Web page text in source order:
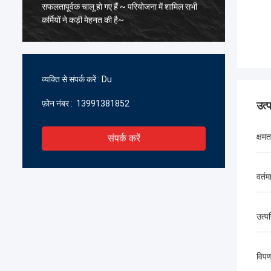
सफलतापूर्वक चालू हो गए हैं ~ परियोजना में शामिल सभी
कर्मियों ने कड़ी मेहनत की है~
व्यक्ति से संपर्क करें : Du
फ़ोन नंबर : 13991381852
संपर्क करें